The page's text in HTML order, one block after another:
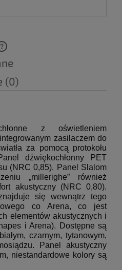
kosztów płatności
(0)
z oświetleniem
zasilaczem do
za pomocą protokołu
dźwiękochłonny PET
(NRC 0,85). Panel Slalom
„millerighe” również
akustyczny (NRC 0,80).
się wewnątrz tego
co Arena, co jest
elementów akustycznych i
i Arena). Dostępne są
czarnym, tytanowym,
Panel akustyczny
niestandardowe kolory są